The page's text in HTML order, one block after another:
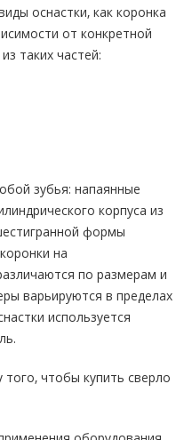
оснастки, как коронка
от конкретной
таких частей:
зубья: напаянные
корпуса из
формы
на
по размерам и
варьируются в пределах
используется
того, чтобы купить сверло